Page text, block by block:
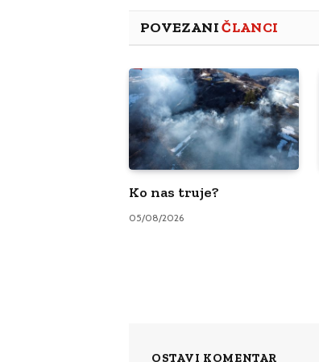
POVEZANIČLANCI
Ko nas truje?
05/08/2026
OSTAVI KOMENTAR